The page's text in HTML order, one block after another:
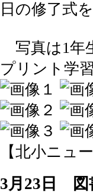
日の修了式
写真は1年
プリント学
【北小ニュ
3月23日 図